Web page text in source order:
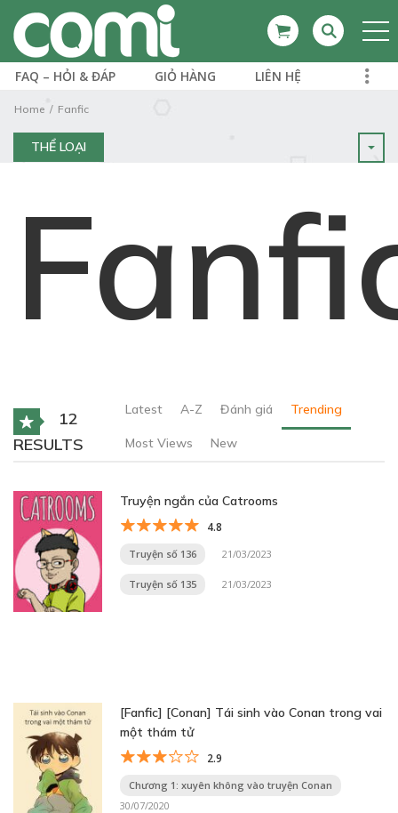
FAQ – HỎI & ĐÁP GIỎ HÀNG LIÊN HỆ
Home Fanfic
THỂ LOẠI
12
RESULTS
Latest A-Z Đánh giá Trending
Most Views New
Truyện ngắn của Catrooms
4.8
Truyện số 136 21/03/2023
Truyện số 135 21/03/2023
[Fanfic] [Conan] Tái sinh vào Conan trong vai
một thám tử
2.9
Chương 1: xuyên không vào truyện Conan
30/07/2020